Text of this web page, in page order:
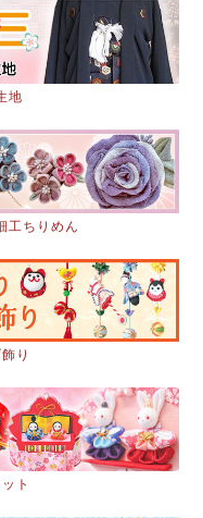
地
工ちりめん
り
ト